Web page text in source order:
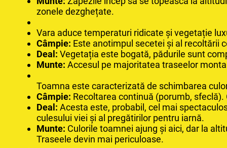
zonele dezghețate.
Vara aduce temperaturi ridicate și vegetație
Câmpie: Este anotimpul secetei și al recoltării
Deal: Vegetația este bogată, pădurile sunt
Munte: Accesul pe majoritatea traseelor
Toamna este caracterizată de schimbarea
Câmpie: Recoltarea continuă (porumb,
Deal: Acesta este, probabil, cel mai
culesului viei și al pregătirilor pentru iarnă.
Munte: Culorile toamnei ajung și aici, dar la
Traseele devin mai periculoase.